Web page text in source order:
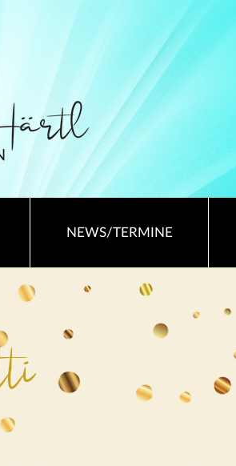
NEWS/TERMINE